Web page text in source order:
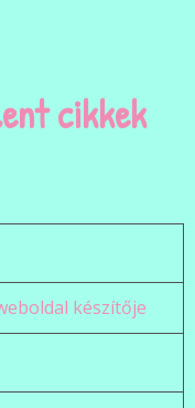
cikkek
készítője